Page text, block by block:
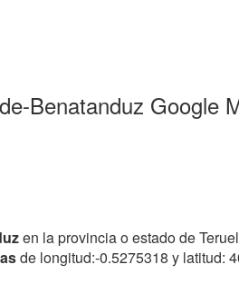
Benatanduz Google
en la provincia o estado de
de longitud:-0.5275318 y latitud: